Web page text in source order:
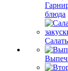
блюда